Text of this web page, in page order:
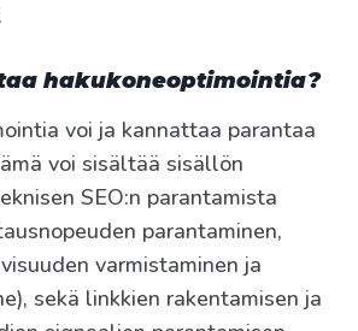
hakukoneoptimointia?
voi ja kannattaa parantaa
voi sisältää sisällön
SEO:n parantamista
parantaminen,
varmistaminen ja
sekä linkkien rakentamisen ja